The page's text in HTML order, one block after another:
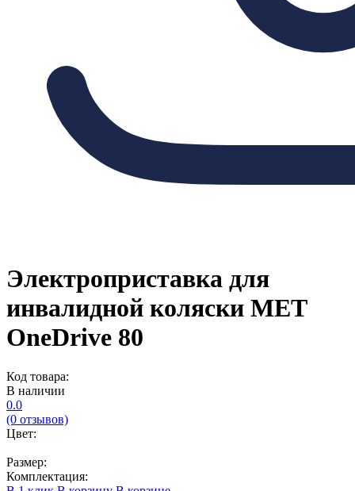
Электроприставка для
инвалидной коляски MET
OneDrive 80
Код товара:
В наличии
0.0
(0 отзывов)
Цвет:
Размер:
Комплектация: